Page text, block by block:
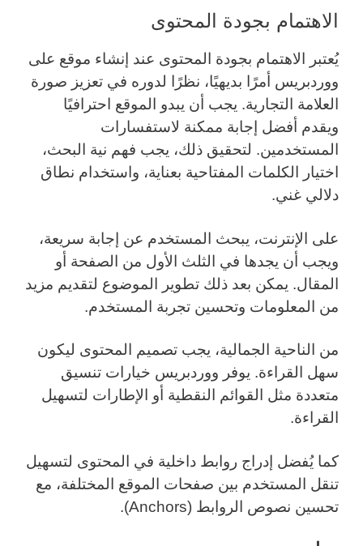
الاهتمام بجودة المحتوى
يُعتبر الاهتمام بجودة المحتوى عند إنشاء موقع على
ووردبريس أمرًا بديهيًا، نظرًا لدوره في تعزيز صورة
العلامة التجارية. يجب أن يبدو الموقع احترافيًا
ويقدم أفضل إجابة ممكنة لاستفسارات
المستخدمين. لتحقيق ذلك، يجب فهم نية البحث،
اختيار الكلمات المفتاحية بعناية، واستخدام نطاق
دلالي غني.
على الإنترنت، يبحث المستخدم عن إجابة سريعة،
ويجب أن يجدها في الثلث الأول من الصفحة أو
المقال. يمكن بعد ذلك تطوير الموضوع لتقديم مزيد
من المعلومات وتحسين تجربة المستخدم.
من الناحية الجمالية، يجب تصميم المحتوى ليكون
سهل القراءة. يوفر ووردبريس خيارات تنسيق
متعددة مثل القوائم النقطية أو الإطارات لتسهيل
القراءة.
كما يُفضل إدراج روابط داخلية في المحتوى لتسهيل
تنقل المستخدم بين صفحات الموقع المختلفة، مع
تحسين نصوص الروابط (Anchors).